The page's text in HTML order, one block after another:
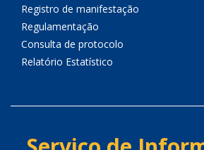
Registro de manifestação
Regulamentação
Consulta de protocolo
Relatório Estatístico